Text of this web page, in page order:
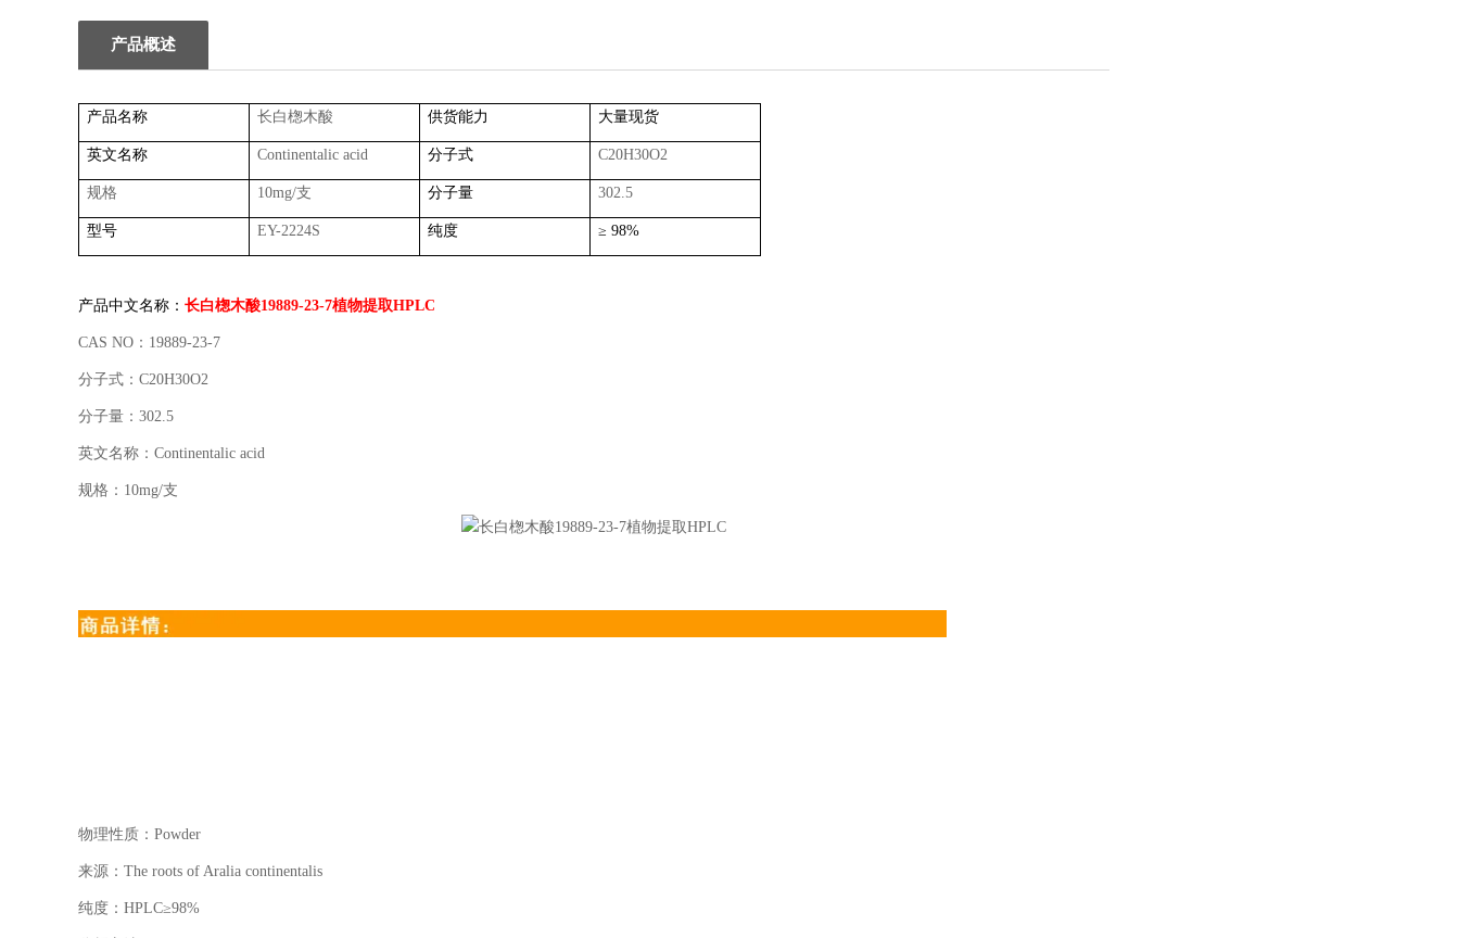
产品概述
产品名称 长白楤木酸 供货能力 大量现货
英文名称 Continentalic acid 分子式 C20H30O2
规格 10mg/支 分子量 302.5
型号 EY-2224S 纯度 ≥ 98%
产品中文名称： 长白楤木酸19889-23-7植物提取HPLC
CAS NO ： 19889-23-7
分子式： C20H30O2
分子量： 302.5
英文名称： Continentalic acid
规格： 10mg/支
物理性质： Powder
来源： The roots of Aralia continentalis
纯度： HPLC≥98%